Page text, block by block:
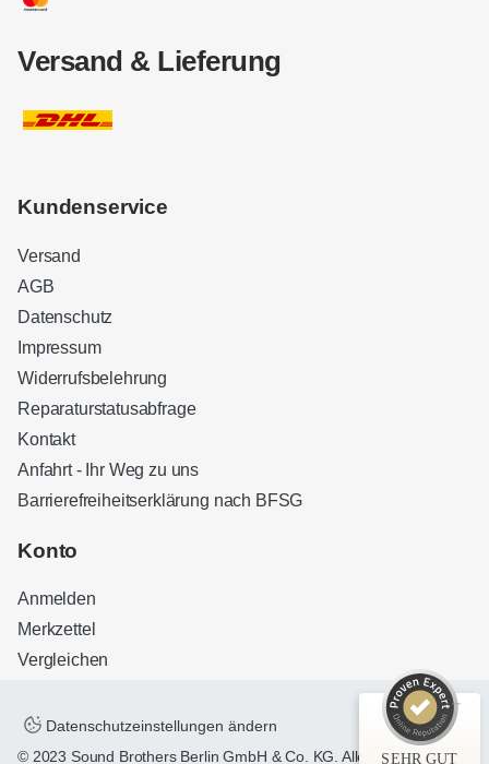
Versand & Lieferung
Kundenservice
Versand
AGB
Datenschutz
Impressum
Widerrufsbelehrung
Reparaturstatusabfrage
Kontakt
Anfahrt - Ihr Weg zu uns
Barrierefreiheitserklärung nach BFSG
Konto
Anmelden
Merkzettel
Vergleichen
Datenschutzeinstellungen ändern
© 2023 Sound Brothers Berlin GmbH & Co. KG. Alle RechteSEHR GUT
Kundenbewertungen und Erfahrungen zu
32
Bewertungen auf
ProvenExpert.com